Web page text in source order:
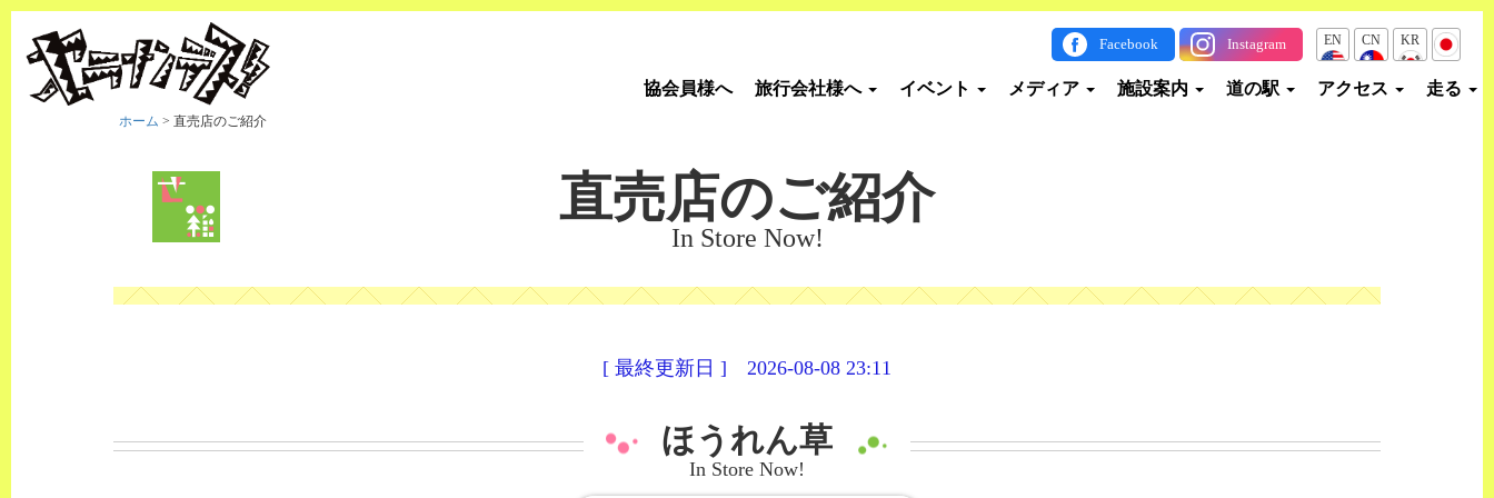
Facebook Instagram EN CN KR JP
協会員様へ 旅行会社様へ イベント メディア 施設案内 道の駅 アクセス 走る
ホーム > 直売店のご紹介
直売店のご紹介
In Store Now!
[ 最終更新日 ] 2026-08-08 23:11
ほうれん草
In Store Now!